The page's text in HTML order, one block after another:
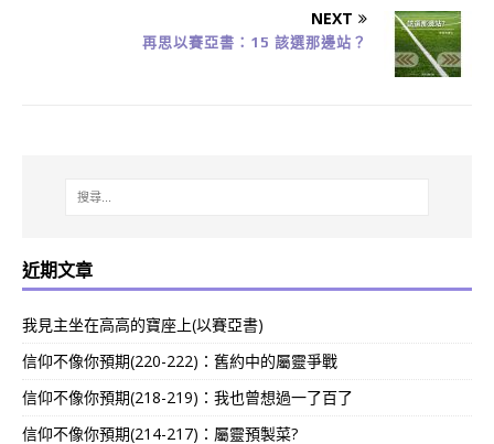
NEXT
再思以賽亞書：15 該選那邊站？
近期文章
我見主坐在高高的寶座上(以賽亞書)
信仰不像你預期(220-222)：舊約中的屬靈爭戰
信仰不像你預期(218-219)：我也曾想過一了百了
信仰不像你預期(214-217)：屬靈預製菜?